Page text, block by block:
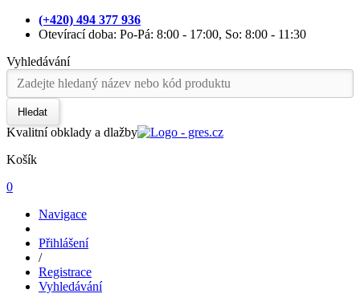
(+420) 494 377 936
Otevírací doba: Po-Pá: 8:00 - 17:00, So: 8:00 - 11:30
Vyhledávání
Hledat
Kvalitní obklady a dlažby
Košík
0
Navigace
Přihlášení
/
Registrace
Vyhledávání